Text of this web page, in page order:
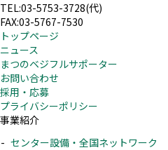
TEL:03-5753-3728(代)
FAX:03-5767-7530
トップページ
ニュース
まつのベジフルサポーター
お問い合わせ
採用・応募
プライバシーポリシー
事業紹介
センター設備・全国ネットワーク